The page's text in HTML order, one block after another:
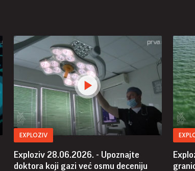
EXPLOZIV
Exploziv 28.06.2026. - Upoznajte
doktora koji gazi već osmu deceniju